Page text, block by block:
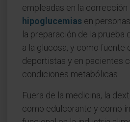
empleadas en la corrección
hipoglucemias en
la preparación de la prueba
a la glucosa, y como fuente
deportistas y en pacientes
condiciones metabólicas.
Fuera de la medicina, la
como edulcorante y como